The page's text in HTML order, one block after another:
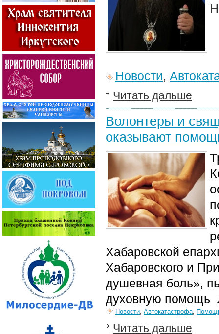
Новости,
Читать дальше
Волонтеры и
оказывают
Хабаровской
Хабаровского и
душевная боль»,
духовную помощь
Новости, Автокатастрофа,
Читать дальше